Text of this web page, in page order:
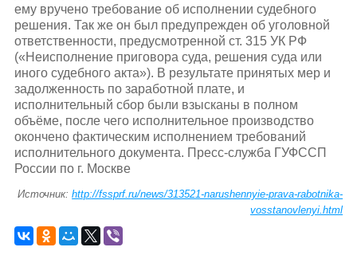
ему вручено требование об исполнении судебного
решения. Так же он был предупрежден об уголовной
ответственности, предусмотренной ст. 315 УК РФ
(«Неисполнение приговора суда, решения суда или
иного судебного акта»). В результате принятых мер и
задолженность по заработной плате, и
исполнительный сбор были взысканы в полном
объёме, после чего исполнительное производство
окончено фактическим исполнением требований
исполнительного документа. Пресс-служба ГУФССП
России по г. Москве
Источник:http://fssprf.ru/news/313521-narushennyie-prava-rabotnika-
vosstanovlenyi.html